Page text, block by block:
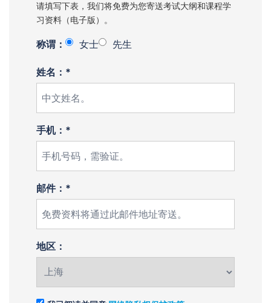
请填写下表，我们将免费为您寄送考试大纲和课程学
习资料（电子版）。
称谓： 女士 先生
姓名：*
手机：*
邮件：*
地区：